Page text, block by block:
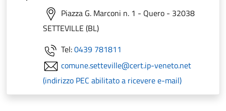
Piazza G. Marconi n. 1 - Quero - 32038
SETTEVILLE (BL)
Tel:0439 781811
comune.setteville@cert.ip-veneto.net
(indirizzo PEC abilitato a ricevere e-mail)